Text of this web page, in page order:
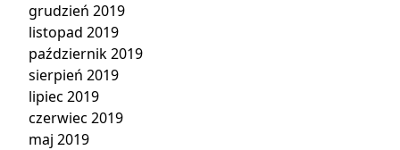
grudzień 2019
listopad 2019
październik 2019
sierpień 2019
lipiec 2019
czerwiec 2019
maj 2019